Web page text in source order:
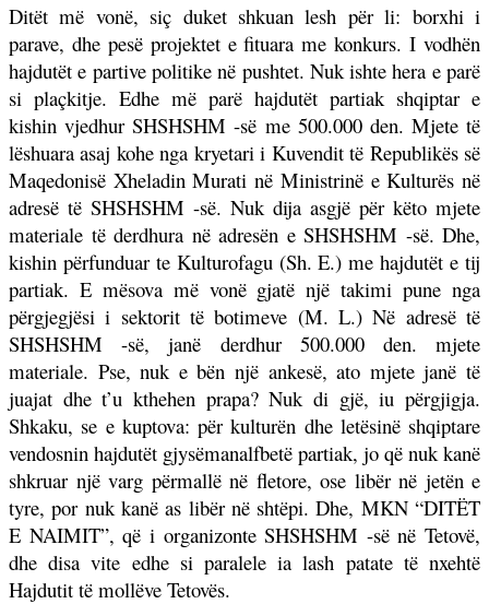
Ditët më vonë, siç duket shkuan lesh për li: borxhi i
parave, dhe pesë projektet e fituara me konkurs. I vodhën
hajdutët e partive politike në pushtet. Nuk ishte hera e parë
si plaçkitje. Edhe më parë hajdutët partiak shqiptar e
kishin vjedhur SHSHSHM -së me 500.000 den. Mjete të
lëshuara asaj kohe nga kryetari i Kuvendit të Republikës së
Maqedonisë Xheladin Murati në Ministrinë e Kulturës në
adresë të SHSHSHM -së. Nuk dija asgjë për këto mjete
materiale të derdhura në adresën e SHSHSHM -së. Dhe,
kishin përfunduar te Kulturofagu (Sh. E.) me hajdutët e tij
partiak. E mësova më vonë gjatë një takimi pune nga
përgjegjësi i sektorit të botimeve (M. L.) Në adresë të
SHSHSHM -së, janë derdhur 500.000 den. mjete
materiale. Pse, nuk e bën një ankesë, ato mjete janë të
juajat dhe t’u kthehen prapa? Nuk di gjë, iu përgjigja.
Shkaku, se e kuptova: për kulturën dhe letësinë shqiptare
vendosnin hajdutët gjysëmanalfbetë partiak, jo që nuk kanë
shkruar një varg përmallë në fletore, ose libër në jetën e
tyre, por nuk kanë as libër në shtëpi. Dhe, MKN “DITËT
E NAIMIT”,që i organizonte SHSHSHM -së në Tetovë,
dhe disa vite edhe si paralele ia lash patate të nxehtë
Hajdutit të mollëve Tetovës.